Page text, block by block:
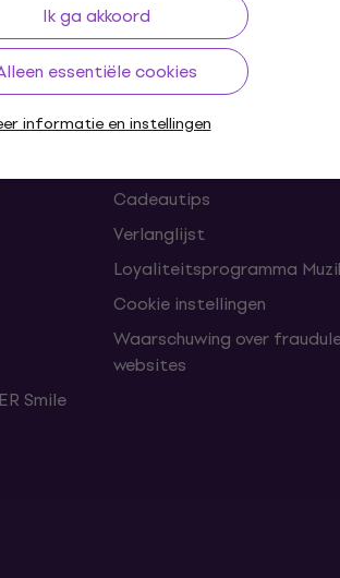
Ik ga akkoord
essentiële cookies
informatie en instellingen
de
Smile
Handige links
FAQ - Veelgestelde vragen
Muziker Blog
Cadeautips
Verlanglijst
Loyaliteitsprogramma
Cookie instellingen
Waarschuwing over
websites